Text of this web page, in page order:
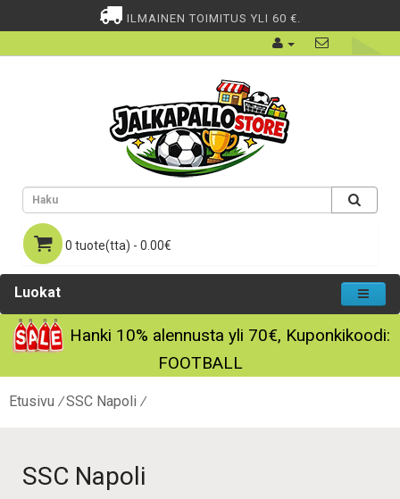
ILMAINEN TOIMITUS YLI 60 €.
0 tuote(tta) - 0.00€
Luokat
Hanki 10% alennusta yli 70€, Kuponkikoodi:
FOOTBALL
Etusivu SSC Napoli
SSC Napoli